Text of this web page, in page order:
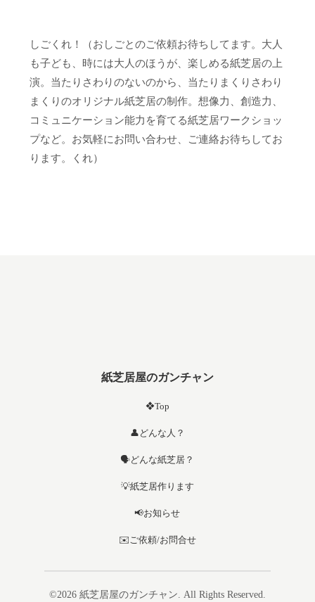
しごくれ！（おしごとのご依頼お待ちしてます。大人
も子ども、時には大人のほうが、楽しめる紙芝居の上
演。当たりさわりのないのから、当たりまくりさわり
まくりのオリジナル紙芝居の制作。想像力、創造力、
コミュニケーション能力を育てる紙芝居ワークショッ
プなど。お気軽にお問い合わせ、ご連絡お待ちしてお
ります。くれ）
紙芝居屋のガンチャン
❖Top
👤どんな人？
🗣️どんな紙芝居？
💡紙芝居作ります
📢お知らせ
✉️ご依頼/お問合せ
©2026 紙芝居屋のガンチャン . All Rights Reserved.